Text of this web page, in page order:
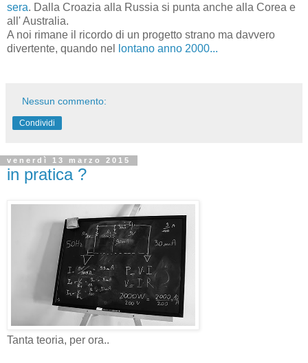
sera. Dalla Croazia alla Russia si punta anche alla Corea e
all' Australia.
A noi rimane il ricordo di un progetto strano ma davvero
divertente, quando nel
lontano anno 2000...
Nessun commento:
Condividi
venerdì 13 marzo 2015
in pratica ?
Tanta teoria, per ora..